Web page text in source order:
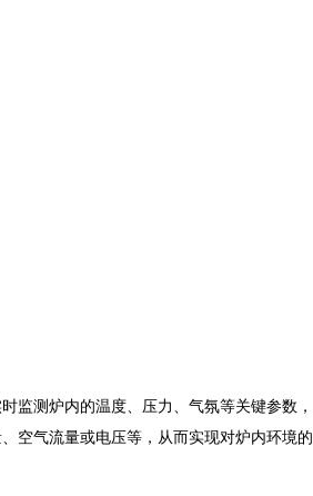
监测炉内的温度、压力、气氛等关键参数，
空气流量或电压等，从而实现对炉内环境的